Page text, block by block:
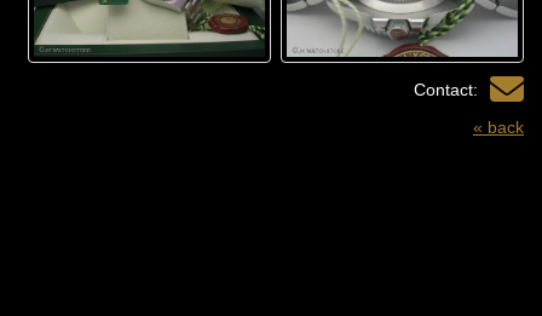
Contact:
« back